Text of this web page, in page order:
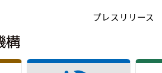
プレスリリース